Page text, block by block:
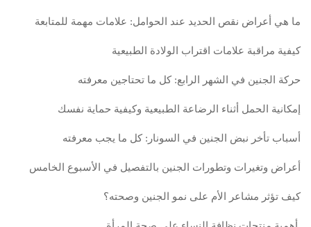
ما هي أعراض نقص الحديد عند الحوامل: علامات مهمة للمتابعة
كيفية مراقبة علامات اقتراب الولادة الطبيعية
حركة الجنين في الشهر الرابع: كل ما تحتاجين معرفته
إمكانية الحمل أثناء الرضاعة الطبيعية وكيفية حماية نفسك
أسباب تأخر نبض الجنين في السونار: كل ما يجب معرفته
أعراض وتغيرات وتطورات الجنين بالتفصيل في الأسبوع الخامس
كيف تؤثر مشاعر الأم على نمو الجنين وصحته؟